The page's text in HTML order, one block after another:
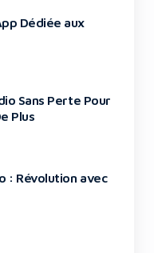
Dédiée aux
Sans Perte Pour
Plus
: Révolution avec